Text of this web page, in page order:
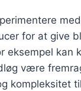
for at give
eksempel kan
være
kompleksitet